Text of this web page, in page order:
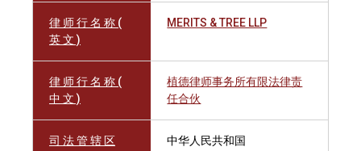
律 师 行 名 称 (
英 文 )
MERITS & TREE LLP
律 师 行 名 称 (
中 文 )
植德律师事务所有限法律责
任合伙
司 法 管 辖 区 中华人民共和国